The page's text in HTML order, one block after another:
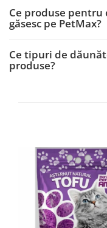
Ce produse
găsesc pe PetMax?
Ce tipuri de
produse?